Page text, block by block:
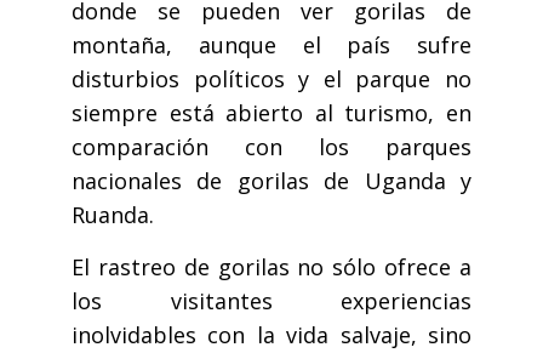
donde se pueden ver gorilas de
montaña, aunque el país sufre
disturbios políticos y el parque no
siempre está abierto al turismo, en
comparación con los parques
nacionales de gorilas de Uganda y
Ruanda.
El rastreo de gorilas no sólo ofrece a
los visitantes experiencias
inolvidables con la vida salvaje, sino